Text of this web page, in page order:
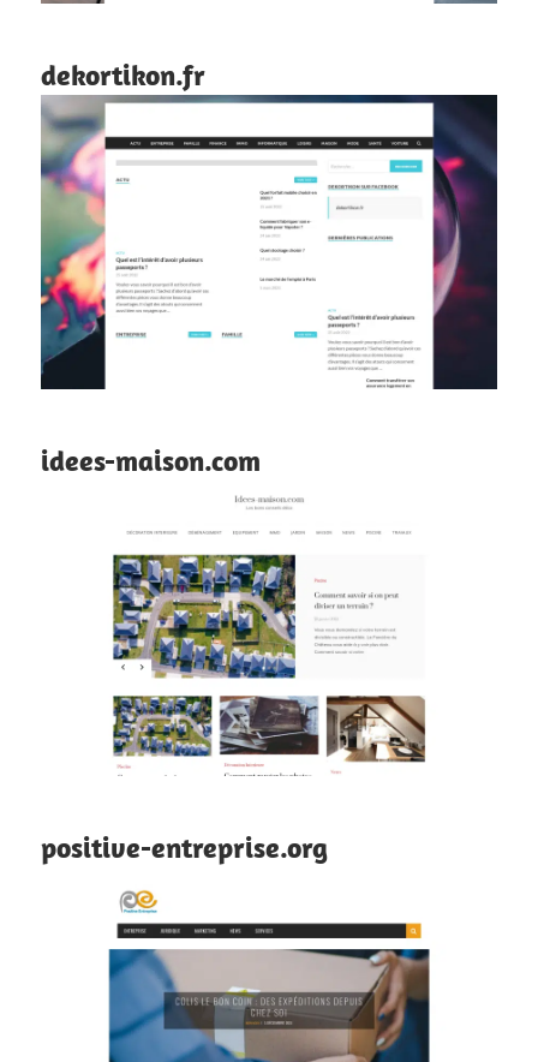
dekortikon.fr
idees-maison.com
positive-entreprise.org